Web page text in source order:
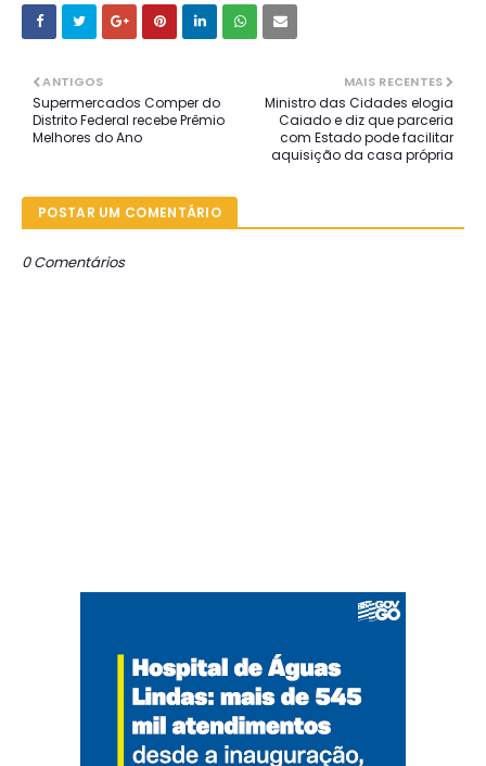
MAIS RECENTES
Ministro das Cidades elogia
Caiado e diz que parceria
com Estado pode facilitar
aquisição da casa própria
ANTIGOS
Supermercados Comper do
Distrito Federal recebe Prêmio
Melhores do Ano
POSTAR UM COMENTÁRIO
0 Comentários